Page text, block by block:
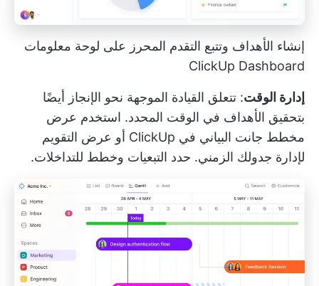
إنشاء الأهداف وتتبع التقدم المحرز على لوحة معلومات
ClickUp Dashboard
إدارة الوقت: تتعلق القيادة الموجهة نحو الإنجاز أيضًا
بتحقيق الأهداف في الوقت المحدد. استخدم عرض
مخطط جانت البياني في ClickUp
أو عرض التقويم
لإدارة جدولك الزمني. حدد التبعيات وخطط للتداخلات.